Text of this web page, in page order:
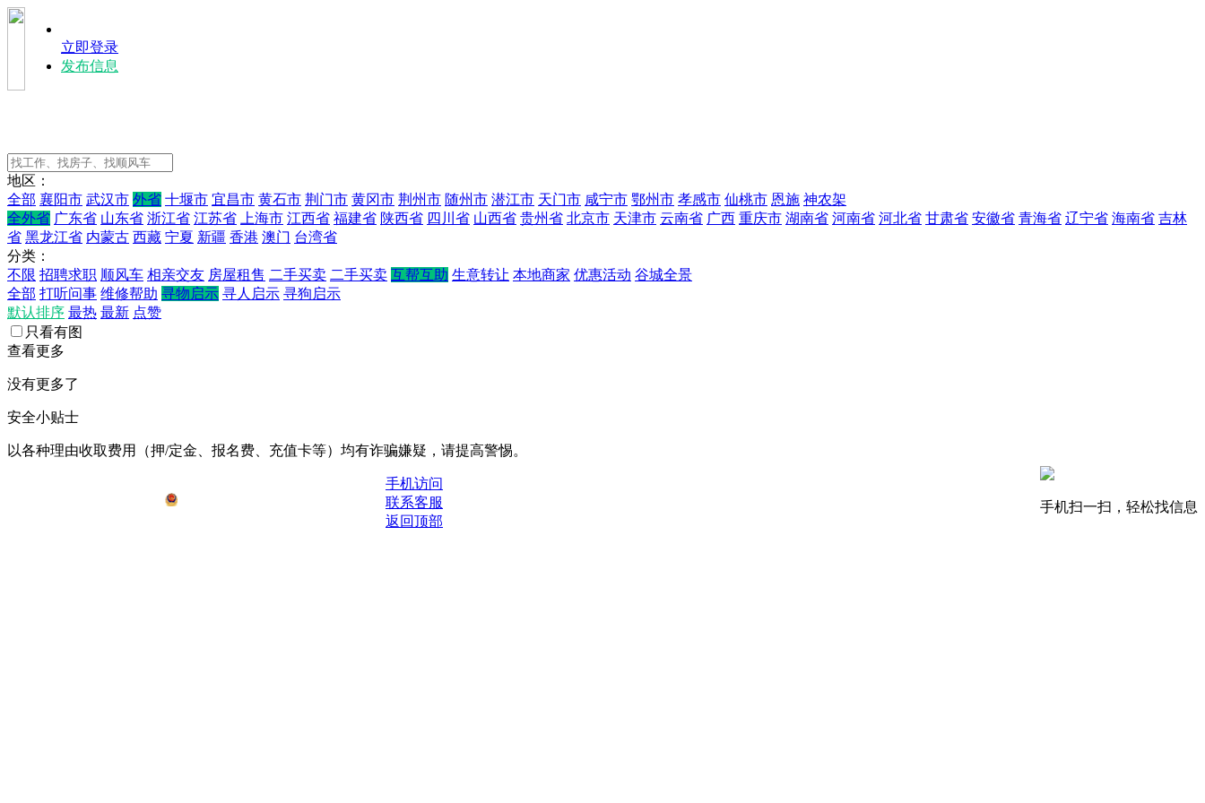
立即登录
发布信息
地区：
全部 襄阳市 武汉市 外省 十堰市 宜昌市 黄石市 荆门市 黄冈市 荆州市 随州市 潜江市 天门市 咸宁市 鄂州市 孝感市 仙桃市 恩施 神农架
全外省 广东省 山东省 浙江省 江苏省 上海市 江西省 福建省 陕西省 四川省 山西省 贵州省 北京市 天津市 云南省 广西 重庆市 湖南省 河南省 河北省 甘肃省 安徽省 青海省 辽宁省 海南省 吉林
省 黑龙江省 内蒙古 西藏 宁夏 新疆 香港 澳门 台湾省
分类：
不限 招聘求职 顺风车 相亲交友 房屋租售 二手买卖 二手买卖 互帮互助 生意转让 本地商家 优惠活动 谷城全景
全部 打听问事 维修帮助 寻物启示 寻人启示 寻狗启示
默认排序 最热 最新 点赞
只看有图
查看更多
没有更多了
安全小贴士
以各种理由收取费⽤（押/定⾦、报名费、充值卡等）均有诈骗嫌疑，请提⾼警惕。
手机扫一扫，轻松找信息
手机访问
联系客服
返回顶部